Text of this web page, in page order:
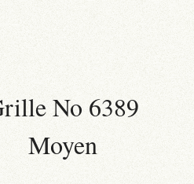
No 6389
Moyen